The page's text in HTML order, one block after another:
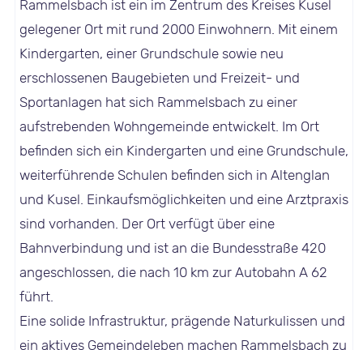
Rammelsbach ist ein im Zentrum des Kreises Kusel
gelegener Ort mit rund 2000 Einwohnern. Mit einem
Kindergarten, einer Grundschule sowie neu
erschlossenen Baugebieten und Freizeit- und
Sportanlagen hat sich Rammelsbach zu einer
aufstrebenden Wohngemeinde entwickelt. Im Ort
befinden sich ein Kindergarten und eine Grundschule,
weiterführende Schulen befinden sich in Altenglan
und Kusel. Einkaufsmöglichkeiten und eine Arztpraxis
sind vorhanden. Der Ort verfügt über eine
Bahnverbindung und ist an die Bundesstraße 420
angeschlossen, die nach 10 km zur Autobahn A 62
führt.
Eine solide Infrastruktur, prägende Naturkulissen und
ein aktives Gemeindeleben machen Rammelsbach zu